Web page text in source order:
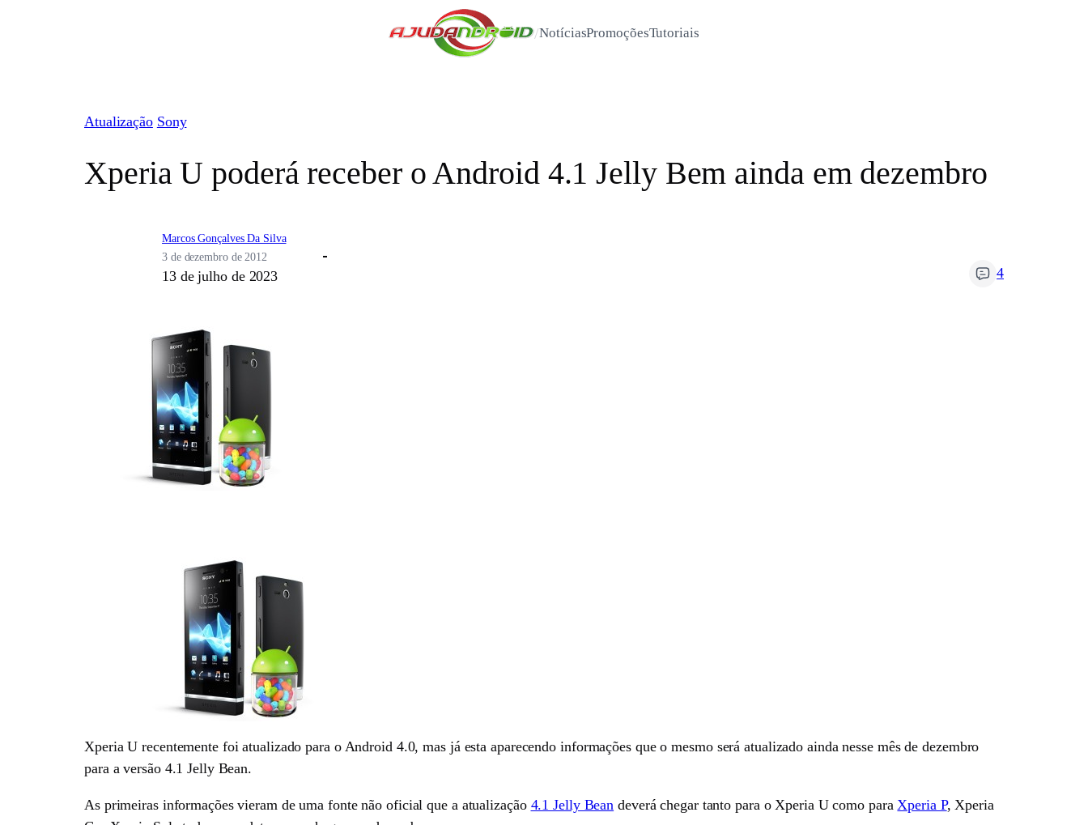
/NotíciasPromoçõesTutoriais
Atualização Sony
Xperia U poderá receber o Android 4.1 Jelly Bem ainda em dezembro
Marcos Gonçalves Da Silva
3 de dezembro de 2012
13 de julho de 2023 4
Xperia U recentemente foi atualizado para o Android 4.0, mas já esta aparecendo informações que o mesmo será atualizado ainda nesse mês de dezembro
para a versão 4.1 Jelly Bean.
As primeiras informações vieram de uma fonte não oficial que a atualização 4.1 Jelly Bean deverá chegar tanto para o Xperia U como para Xperia P, Xperia